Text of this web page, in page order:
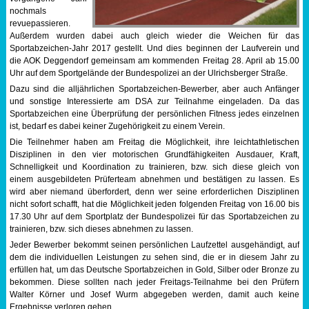
nochmals
revuepassieren.
Außerdem wurden dabei auch gleich wieder die Weichen für das
Sportabzeichen-Jahr 2017 gestellt. Und dies beginnen der Laufverein und
die AOK Deggendorf gemeinsam am kommenden Freitag 28. April ab 15.00
Uhr auf dem Sportgelände der Bundespolizei an der Ulrichsberger Straße.
Dazu sind die alljährlichen Sportabzeichen-Bewerber, aber auch Anfänger
und sonstige Interessierte am DSA zur Teilnahme eingeladen. Da das
Sportabzeichen eine Überprüfung der persönlichen Fitness jedes einzelnen
ist, bedarf es dabei keiner Zugehörigkeit zu einem Verein.
Die Teilnehmer haben am Freitag die Möglichkeit, ihre leichtathletischen
Disziplinen in den vier motorischen Grundfähigkeiten Ausdauer, Kraft,
Schnelligkeit und Koordination zu trainieren, bzw. sich diese gleich von
einem ausgebildeten Prüferteam abnehmen und bestätigen zu lassen. Es
wird aber niemand überfordert, denn wer seine erforderlichen Disziplinen
nicht sofort schafft, hat die Möglichkeit jeden folgenden Freitag von 16.00 bis
17.30 Uhr auf dem Sportplatz der Bundespolizei für das Sportabzeichen zu
trainieren, bzw. sich dieses abnehmen zu lassen.
Jeder Bewerber bekommt seinen persönlichen Laufzettel ausgehändigt, auf
dem die individuellen Leistungen zu sehen sind, die er in diesem Jahr zu
erfüllen hat, um das Deutsche Sportabzeichen in Gold, Silber oder Bronze zu
bekommen. Diese sollten nach jeder Freitags-Teilnahme bei den Prüfern
Walter Körner und Josef Wurm abgegeben werden, damit auch keine
Ergebnisse verloren gehen.
Sportabzeichen
Tempo & Gymnastik